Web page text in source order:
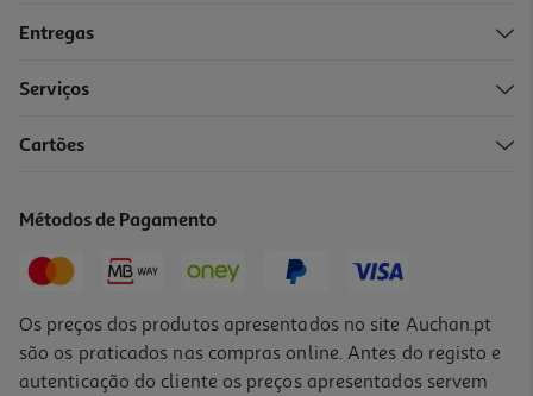
Entregas
Serviços
Cartões
Métodos de Pagamento
Os preços dos produtos apresentados no site Auchan.pt
são os praticados nas compras online. Antes do registo e
autenticação do cliente os preços apresentados servem